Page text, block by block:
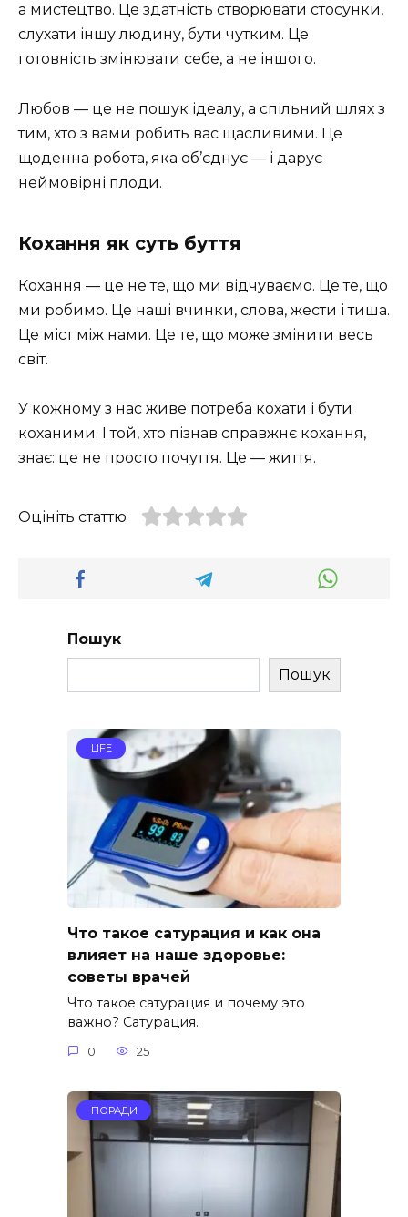
а мистецтво. Це здатність створювати стосунки,
слухати іншу людину, бути чутким. Це
готовність змінювати себе, а не іншого.
Любов — це не пошук ідеалу, а спільний шлях з
тим, хто з вами робить вас щасливими. Це
щоденна робота, яка об’єднує — і дарує
неймовірні плоди.
Кохання як суть буття
Кохання — це не те, що ми відчуваємо. Це те, що
ми робимо. Це наші вчинки, слова, жести і тиша.
Це міст між нами. Це те, що може змінити весь
світ.
У кожному з нас живе потреба кохати і бути
коханими. І той, хто пізнав справжнє кохання,
знає: це не просто почуття. Це — життя.
Оцініть статтю
Пошук
Пошук
LIFE
Что такое сатурация и как она
влияет на наше здоровье:
советы врачей
Что такое сатурация и почему это
важно? Сатурация.
0 25
ПОРАДИ